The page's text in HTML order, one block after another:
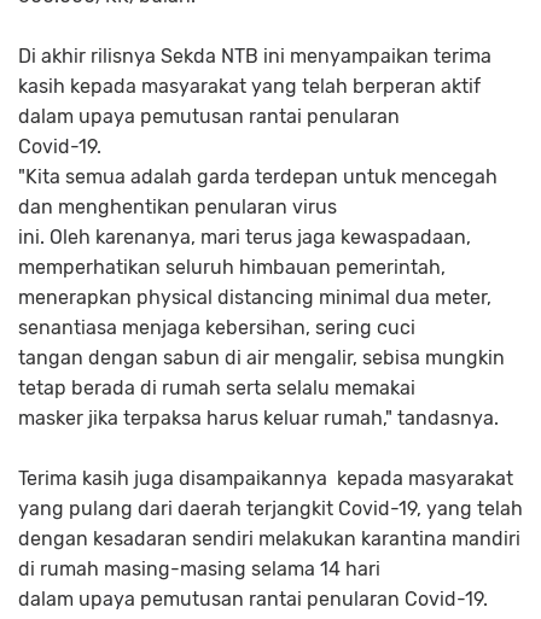
Di akhir rilisnya Sekda NTB ini menyampaikan terima
kasih kepada masyarakat yang telah berperan aktif
dalam upaya pemutusan rantai penularan
Covid-19.
"Kita semua adalah garda terdepan untuk mencegah
dan menghentikan penularan virus
ini. Oleh karenanya, mari terus jaga kewaspadaan,
memperhatikan seluruh himbauan pemerintah,
menerapkan physical distancing minimal dua meter,
senantiasa menjaga kebersihan, sering cuci
tangan dengan sabun di air mengalir, sebisa mungkin
tetap berada di rumah serta selalu memakai
masker jika terpaksa harus keluar rumah," tandasnya.
Terima kasih juga disampaikannya kepada masyarakat
yang pulang dari daerah terjangkit Covid-19, yang telah
dengan kesadaran sendiri melakukan karantina mandiri
di rumah masing-masing selama 14 hari
dalam upaya pemutusan rantai penularan Covid-19.